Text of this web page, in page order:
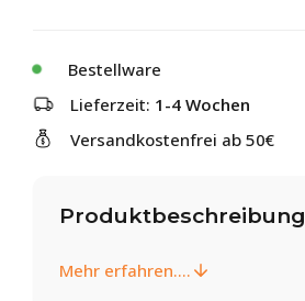
Bestellware
Lieferzeit: 1-4 Wochen
Versandkostenfrei ab 50€
Produktbeschreibung
Mehr erfahren....